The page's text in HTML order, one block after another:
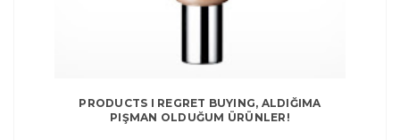
PRODUCTS I REGRET BUYING, ALDIĞIMA
PIŞMAN OLDUĞUM ÜRÜNLER!